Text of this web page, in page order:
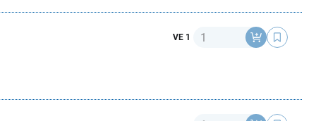
VE 1 Anzahl